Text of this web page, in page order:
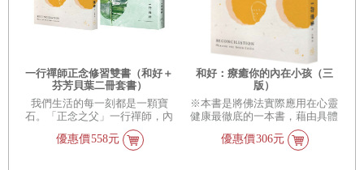
一行禪師正念修習雙書（和好＋
芬芳貝葉二冊套書）
我們生活的每一刻都是一顆寶
石。「正念之父」一行禪師，內
在開悟的修習雙書，優美，溫
柔，細膩，寬厚。閱讀一行禪
優惠價558元
和好：療癒你的內在小孩（三
版）
※本書是將佛法實際應用在心靈
健康最徹底的一本書，藉由具體
的方法導引，讓你一步步回到自
己內在最深處、擁抱內在小孩，
優惠價306元